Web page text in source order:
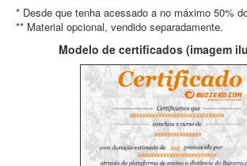
* Desde que tenha acessado a no máximo 50%
** Material opcional, vendido separadamente.
Modelo de certificados (imagem